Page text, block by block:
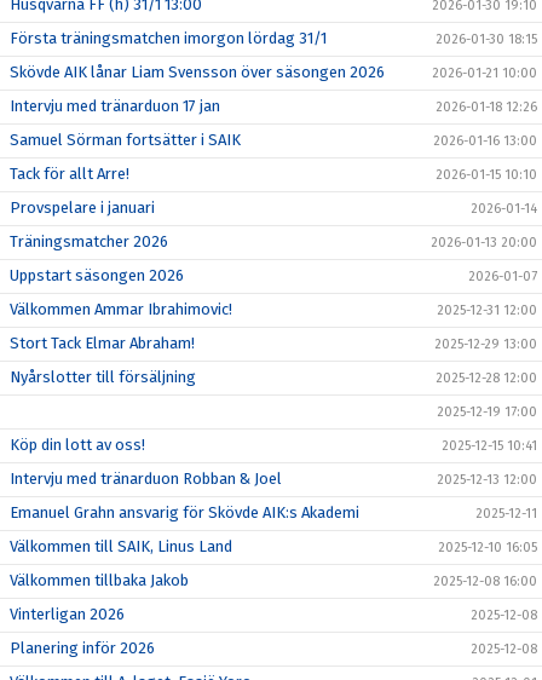
Husqvarna FF (h) 31/1 13:00 2026-01-30 19:10
Första träningsmatchen imorgon lördag 31/1 2026-01-30 18:15
Skövde AIK lånar Liam Svensson över säsongen 2026 2026-01-21 10:00
Intervju med tränarduon 17 jan 2026-01-18 12:26
Samuel Sörman fortsätter i SAIK 2026-01-16 13:00
Tack för allt Arre! 2026-01-15 10:10
Provspelare i januari 2026-01-14
Träningsmatcher 2026 2026-01-13 20:00
Uppstart säsongen 2026 2026-01-07
Välkommen Ammar Ibrahimovic! 2025-12-31 12:00
Stort Tack Elmar Abraham! 2025-12-29 13:00
Nyårslotter till försäljning 2025-12-28 12:00
2025-12-19 17:00
Köp din lott av oss! 2025-12-15 10:41
Intervju med tränarduon Robban & Joel 2025-12-13 12:00
Emanuel Grahn ansvarig för Skövde AIK:s Akademi 2025-12-11
Välkommen till SAIK, Linus Land 2025-12-10 16:05
Välkommen tillbaka Jakob 2025-12-08 16:00
Vinterligan 2026 2025-12-08
Planering inför 2026 2025-12-08